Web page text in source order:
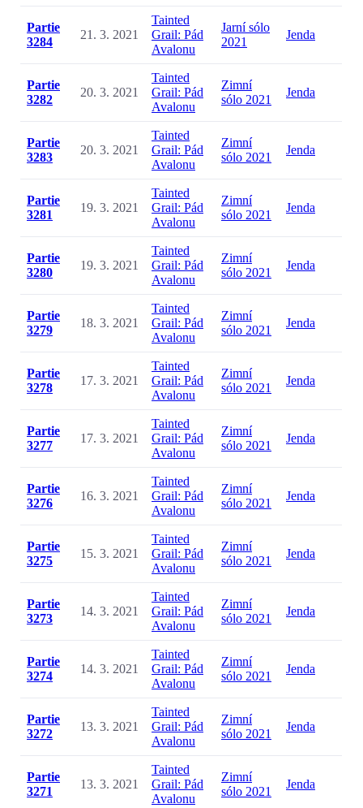
Partie
3284
21. 3. 2021
Tainted
Grail: Pád
Avalonu
Jarní sólo
2021
Jenda
Partie
3282
20. 3. 2021
Tainted
Grail: Pád
Avalonu
Zimní
sólo 2021
Jenda
Partie
3283
20. 3. 2021
Tainted
Grail: Pád
Avalonu
Zimní
sólo 2021
Jenda
Partie
3281
19. 3. 2021
Tainted
Grail: Pád
Avalonu
Zimní
sólo 2021
Jenda
Partie
3280
19. 3. 2021
Tainted
Grail: Pád
Avalonu
Zimní
sólo 2021
Jenda
Partie
3279
18. 3. 2021
Tainted
Grail: Pád
Avalonu
Zimní
sólo 2021
Jenda
Partie
3278
17. 3. 2021
Tainted
Grail: Pád
Avalonu
Zimní
sólo 2021
Jenda
Partie
3277
17. 3. 2021
Tainted
Grail: Pád
Avalonu
Zimní
sólo 2021
Jenda
Partie
3276
16. 3. 2021
Tainted
Grail: Pád
Avalonu
Zimní
sólo 2021
Jenda
Partie
3275
15. 3. 2021
Tainted
Grail: Pád
Avalonu
Zimní
sólo 2021
Jenda
Partie
3273
14. 3. 2021
Tainted
Grail: Pád
Avalonu
Zimní
sólo 2021
Jenda
Partie
3274
14. 3. 2021
Tainted
Grail: Pád
Avalonu
Zimní
sólo 2021
Jenda
Partie
3272
13. 3. 2021
Tainted
Grail: Pád
Avalonu
Zimní
sólo 2021
Jenda
Partie
3271
13. 3. 2021
Tainted
Grail: Pád
Avalonu
Zimní
sólo 2021
Jenda